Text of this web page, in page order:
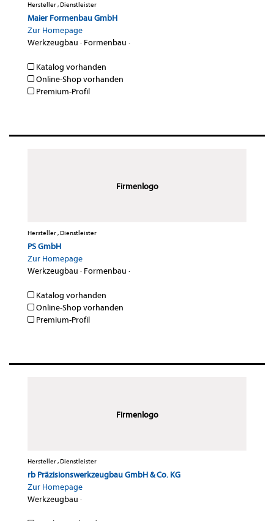
Hersteller , Dienstleister
Maier Formenbau GmbH
Zur Homepage
Werkzeugbau · Formenbau ·
Katalog vorhanden
Online-Shop vorhanden
Premium-Profil
Firmenlogo
Hersteller , Dienstleister
PS GmbH
Zur Homepage
Werkzeugbau · Formenbau ·
Katalog vorhanden
Online-Shop vorhanden
Premium-Profil
Firmenlogo
Hersteller , Dienstleister
rb Präzisionswerkzeugbau GmbH & Co. KG
Zur Homepage
Werkzeugbau ·